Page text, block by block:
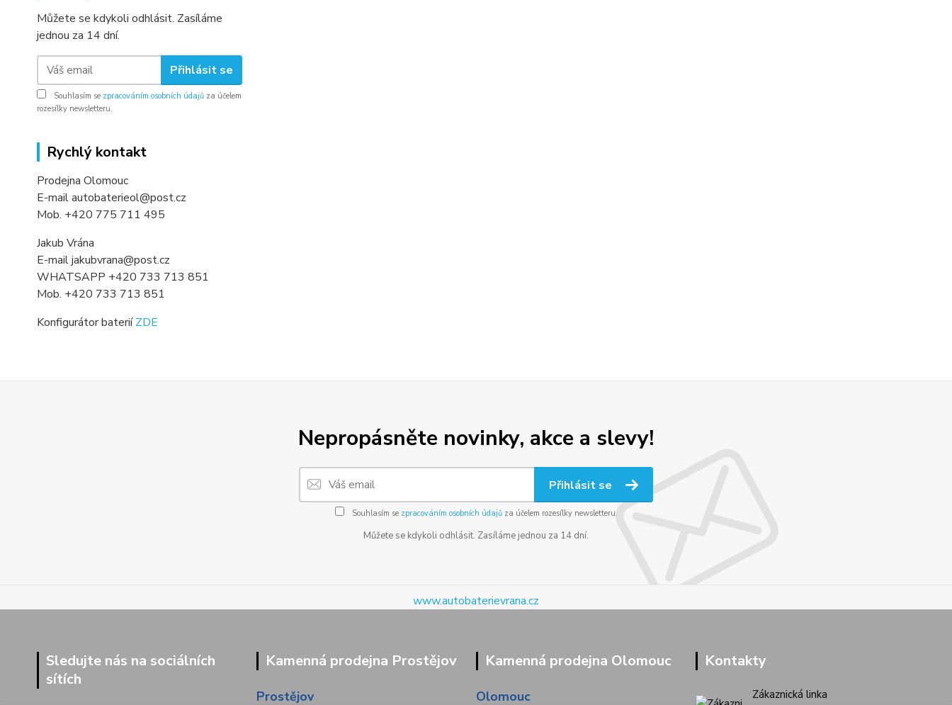
Můžete se kdykoli odhlásit. Zasíláme
jednou za 14 dní.
Přihlásit se
Souhlasím se zpracováním osobních údajů za účelem
rozesílky newsletteru.
Rychlý kontakt
Prodejna Olomouc
E-mail autobaterieol@post.cz
Mob. +420 775 711 495
Jakub Vrána
E-mail jakubvrana@post.cz
WHATSAPP +420 733 713 851
Mob. +420 733 713 851
Konfigurátor bateriíZDE
Nepropásněte novinky, akce a slevy!
Přihlásit se
Souhlasím se zpracováním osobních údajůza účelem rozesílky newsletteru.
Můžete se kdykoli odhlásit. Zasíláme jednou za 14 dní.
www.autobaterievrana.cz
Sledujte nás na sociálních
sítích
Kamenná prodejna Prostějov
Prostějov
Kamenná prodejna Olomouc
Olomouc
Kontakty
Zákaznická linka